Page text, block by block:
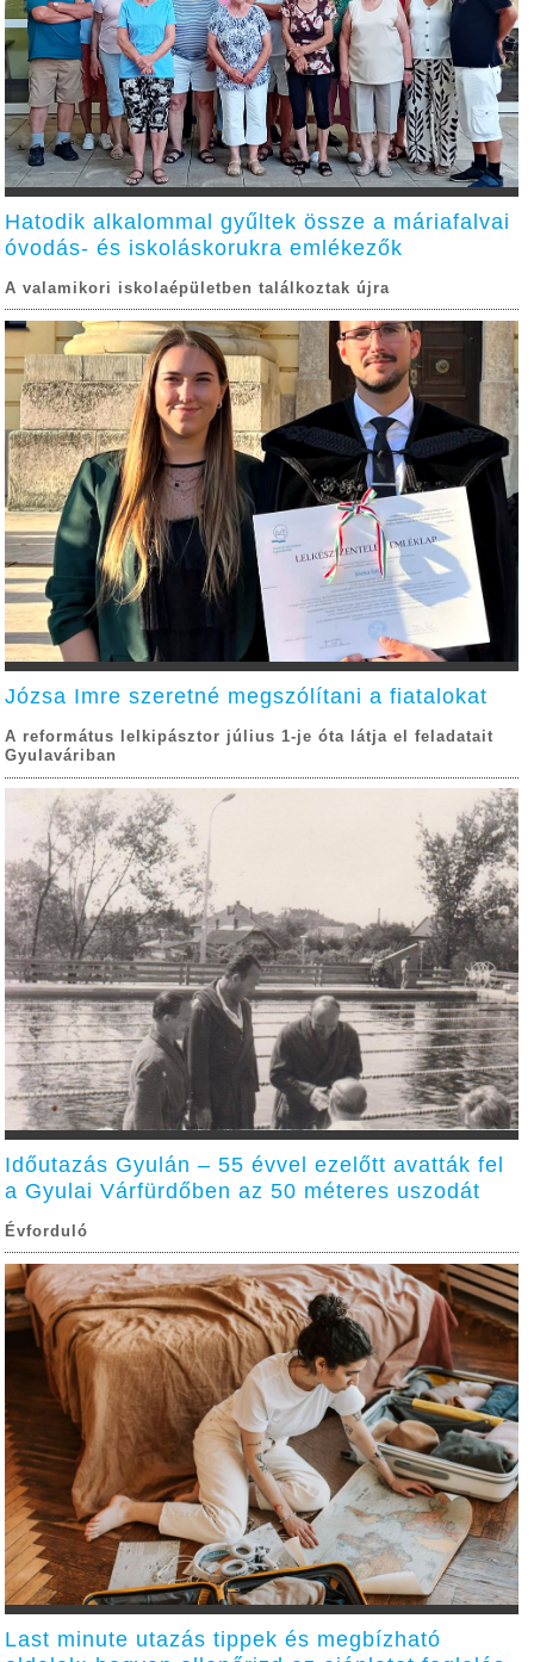
Hatodik alkalommal gyűltek össze a máriafalvai
óvodás- és iskoláskorukra emlékezők
A valamikori iskolaépületben találkoztak újra
Józsa Imre szeretné megszólítani a fiatalokat
A református lelkipásztor július 1-je óta látja el feladatait
Gyulaváriban
Időutazás Gyulán – 55 évvel ezelőtt avatták fel
a Gyulai Várfürdőben az 50 méteres uszodát
Évforduló
Last minute utazás tippek és megbízható